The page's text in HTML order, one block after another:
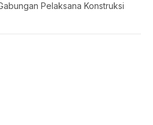
Pelaksana Konstruksi